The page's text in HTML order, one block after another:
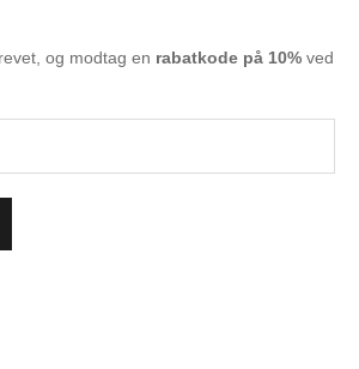
og modtag en rabatkode på 10% ved